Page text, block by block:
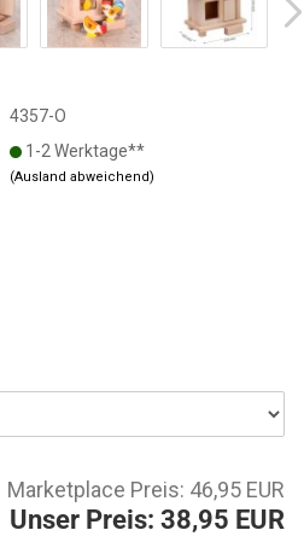
4357-O
1-2 Werktage**
(Ausland abweichend)
Marketplace Preis: 46,95 EUR
Unser Preis: 38,95 EUR